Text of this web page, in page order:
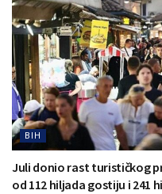
BIH
Juli donio rast turističkog
od 112 hiljada gostiju i 241